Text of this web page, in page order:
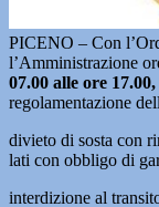
PICENO – Con
l’Amministrazione
07.00 alle ore 17.00,
regolamentazione
divieto di sosta con
lati con obbligo di
interdizione al